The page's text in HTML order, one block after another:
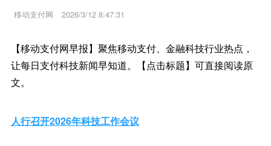
移动支付网 2026/3/12 8:47:31
【移动支付网早报】聚焦移动支付、金融科技行业热点，
让每日支付科技新闻早知道。【点击标题】可直接阅读原
文。
人行召开2026年科技工作会议